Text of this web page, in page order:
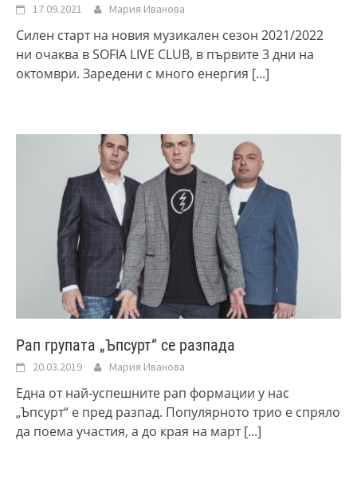
17.09.2021 Мария Иванова
Силен старт на новия музикален сезон 2021/2022
ни очаква в SOFIA LIVE CLUB, в първите 3 дни на
октомври. Заредени с много енергия [...]
Рап групата „Ъпсурт“ се разпада
20.03.2019 Мария Иванова
Една от най-успешните рап формации у нас
„Ъпсурт“ е пред разпад. Популярното трио е спряло
да поема участия, а до края на март[...]